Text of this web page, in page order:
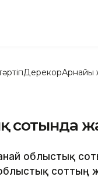
ДерекқорАрнайы
сотында
облыстық
соттың